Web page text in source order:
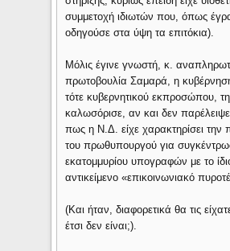
συμμετοχή ιδιωτών που, όπως
οδηγούσε στα ύψη τα επιτόκια).
Μόλις έγινε γνωστή, κ.
πρωτοβουλία Σαμαρά, η
τότε κυβερνητικού εκπροσώπου,
καλωσόρισε, αν και δεν παρέλειψε
πως η Ν.Δ. είχε χαρακτηρίσει την
του πρωθυπουργού για
εκατομμυρίου υπογραφών με το
αντικείμενο «επικοινωνιακό
(Και ήταν, διαφορετικά θα τις
έτσι δεν είναι;).